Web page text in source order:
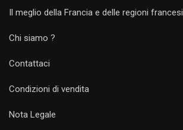
Il meglio della Francia e delle regioni francesi
Chi siamo ?
Contattaci
Condizioni di vendita
Nota Legale